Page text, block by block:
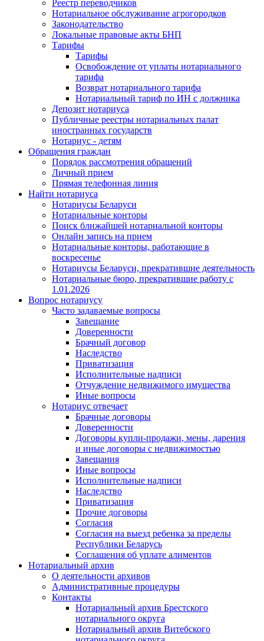
Реестр переводчиков
Нотариальное обслуживание агрогородков
Законодательство
Локальные правовые акты БНП
Тарифы
Тарифы
Освобождение от уплаты нотариального
тарифа
Возврат нотариального тарифа
Нотариальный тариф по ИН с должника
Депозит нотариуса
Публичные реестры нотариальных палат
иностранных государств
Нотариус - детям
Обращения граждан
Порядок рассмотрения обращений
Личный прием
Прямая телефонная линия
Найти нотариуса
Нотариусы Беларуси
Нотариальные конторы
Поиск ближайшей нотариальной конторы
Онлайн запись на прием
Нотариальные конторы, работающие в
воскресенье
Нотариусы Беларуси, прекратившие деятельность
Нотариальные бюро, прекратившие работу с
1.01.2026
Вопрос нотариусу
Часто задаваемые вопросы
Завещание
Доверенности
Брачный договор
Наследство
Приватизация
Исполнительные надписи
Отчуждение недвижимого имущества
Иные вопросы
Нотариус отвечает
Брачные договоры
Доверенности
Договоры купли-продажи, мены, дарения
и иные договоры с недвижимостью
Завещания
Иные вопросы
Исполнительные надписи
Наследство
Приватизация
Прочие договоры
Согласия
Согласия на выезд ребенка за пределы
Республики Беларусь
Соглашения об уплате алиментов
Нотариальный архив
О деятельности архивов
Административные процедуры
Контакты
Нотариальный архив Брестского
нотариального округа
Нотариальный архив Витебского